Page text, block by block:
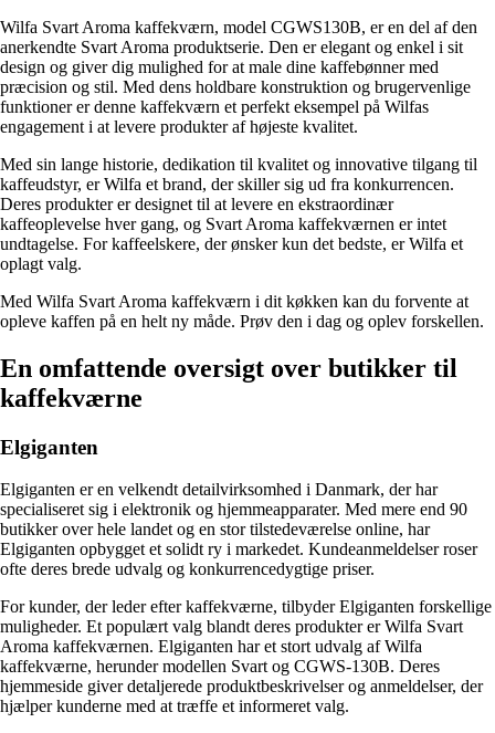
Wilfa Svart Aroma kaffekværn, model CGWS130B, er en del af den
anerkendte Svart Aroma produktserie. Den er elegant og enkel i sit
design og giver dig mulighed for at male dine kaffebønner med
præcision og stil. Med dens holdbare konstruktion og brugervenlige
funktioner er denne kaffekværn et perfekt eksempel på Wilfas
engagement i at levere produkter af højeste kvalitet.
Med sin lange historie, dedikation til kvalitet og innovative tilgang til
kaffeudstyr, er Wilfa et brand, der skiller sig ud fra konkurrencen.
Deres produkter er designet til at levere en ekstraordinær
kaffeoplevelse hver gang, og Svart Aroma kaffekværnen er intet
undtagelse. For kaffeelskere, der ønsker kun det bedste, er Wilfa et
oplagt valg.
Med Wilfa Svart Aroma kaffekværn i dit køkken kan du forvente at
opleve kaffen på en helt ny måde. Prøv den i dag og oplev forskellen.
En omfattende oversigt over butikker til
kaffekværne
Elgiganten
Elgiganten er en velkendt detailvirksomhed i Danmark, der har
specialiseret sig i elektronik og hjemmeapparater. Med mere end 90
butikker over hele landet og en stor tilstedeværelse online, har
Elgiganten opbygget et solidt ry i markedet. Kundeanmeldelser roser
ofte deres brede udvalg og konkurrencedygtige priser.
For kunder, der leder efter kaffekværne, tilbyder Elgiganten forskellige
muligheder. Et populært valg blandt deres produkter er Wilfa Svart
Aroma kaffekværnen. Elgiganten har et stort udvalg af Wilfa
kaffekværne, herunder modellen Svart og CGWS-130B. Deres
hjemmeside giver detaljerede produktbeskrivelser og anmeldelser, der
hjælper kunderne med at træffe et informeret valg.